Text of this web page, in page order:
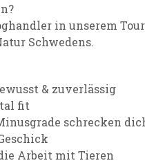
in unserem
Schwedens.
& zuverlässig
fit
schrecken
Arbeit mit Tieren